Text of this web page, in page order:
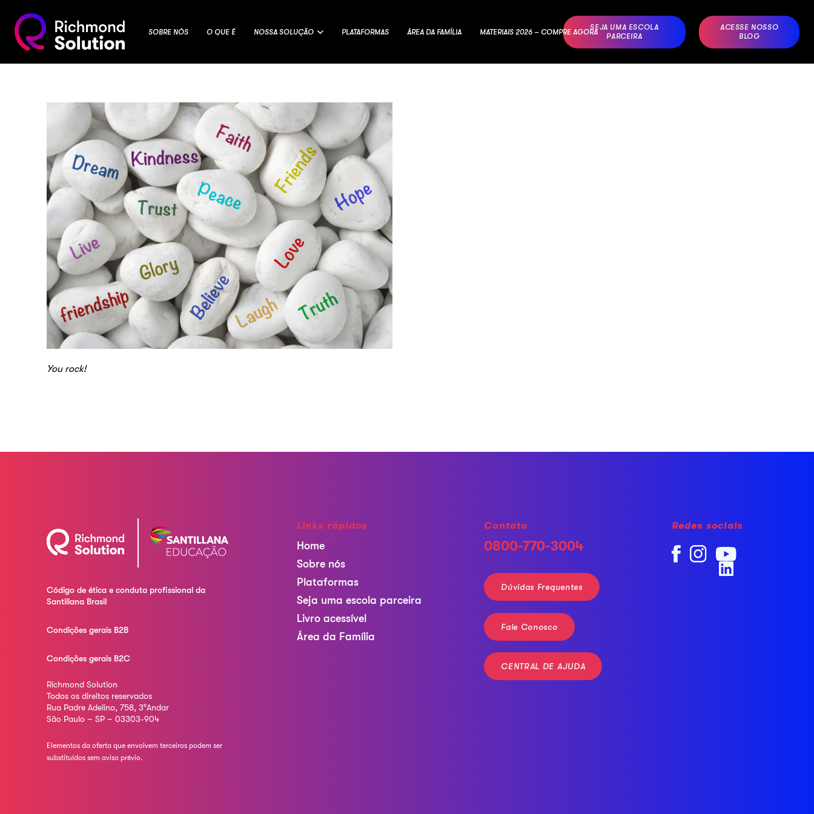
SOBRE NÓS O QUE É NOSSA SOLUÇÃO PLATAFORMAS ÁREA DA FAMÍLIA MATERIAIS 2026 – COMPRE AGORA
SEJA UMA ESCOLA
PARCEIRA
ACESSE NOSSO
BLOG
You rock!
Código de ética e conduta profissional da
Santillana Brasil
Condições gerais B2B
Condições gerais B2C
Richmond Solution
Todos os direitos reservados
Rua Padre Adelino, 758, 3°Andar
São Paulo – SP – 03303-904
Elementos da oferta que envolvem terceiros podem ser
substituídos sem aviso prévio.
Links rápidos
Home
Sobre nós
Plataformas
Seja uma escola parceira
Livro acessível
Área da Família
Contato
0800-770-3004
Dúvidas Frequentes
Fale Conosco
CENTRAL DE AJUDA
Redes sociais